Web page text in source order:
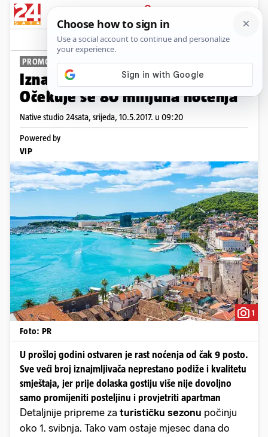
PRIJAVA
News Komentari
PROMO
Iznajmljivači, jeste li spremni?
Očekuje se 80 milijuna noćenja
Native studio 24sata, srijeda, 10.5.2017. u 09:20
Powered by
VIP
1
Foto: PR
U prošloj godini ostvaren je rast noćenja od čak 9 posto.
Sve veći broj iznajmljivača neprestano podiže i kvalitetu
smještaja, jer prije dolaska gostiju više nije dovoljno
samo promijeniti posteljinu i provjetriti apartman
Detaljnije pripreme za turističku sezonu počinju
oko 1. svibnja. Tako vam ostaje mjesec dana do